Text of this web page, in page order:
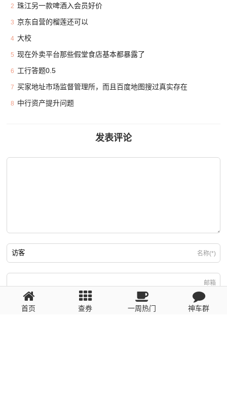
2 珠江另一款啤酒入会员好价
3 京东自营的榴莲还可以
4 大校
5 现在外卖平台那些假堂食店基本都暴露了
6 工行答题0.5
7 买家地址市场监督管理所，而且百度地图搜过真实存在
8 中行资产提升问题
发表评论
名称(*)
邮箱
回复需填写必要信息
首页 查券 一周热门 神车群